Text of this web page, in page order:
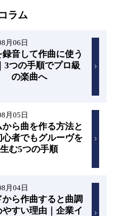
ラム
月06日
音して作曲に使う
3つの手順でプロ級
の楽曲へ
月05日
から曲を作る方法と
心者でもグルーヴを
生む5つの手順
月04日
から作曲すると曲調
やすい理由｜企業イ